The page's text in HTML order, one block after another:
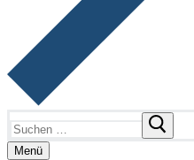
nach:
Menü